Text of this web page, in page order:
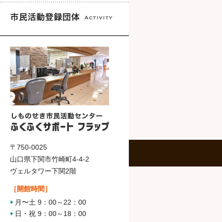
〒750-0025
山口県下関市竹崎町4-4-2
ヴェルタワー下関2階
［開館時間］
月〜土 9：00～22：00
日・祝 9：00～18：00